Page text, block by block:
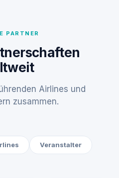
PARTNER
Airlines und
zusammen.
Veranstalter